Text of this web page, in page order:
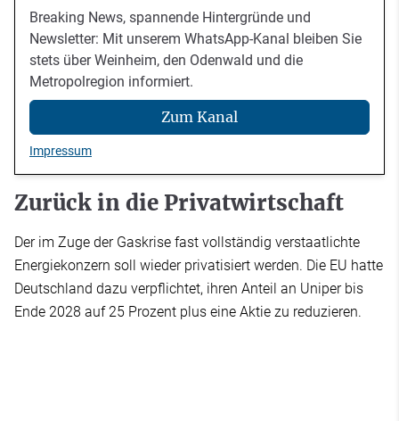
Breaking News, spannende Hintergründe und
Newsletter: Mit unserem WhatsApp-Kanal bleiben Sie
stets über Weinheim, den Odenwald und die
Metropolregion informiert.
Zum Kanal
Impressum
Zurück in die Privatwirtschaft
Der im Zuge der Gaskrise fast vollständig verstaatlichte
Energiekonzern soll wieder privatisiert werden. Die EU hatte
Deutschland dazu verpflichtet, ihren Anteil an Uniper bis
Ende 2028 auf 25 Prozent plus eine Aktie zu reduzieren.